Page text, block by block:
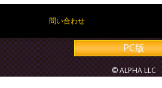
問い合わせ
PC版
© ALPHA LLC